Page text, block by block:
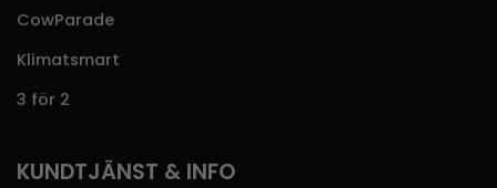
CowParade
Klimatsmart
3 för 2
KUNDTJÄNST & INFO